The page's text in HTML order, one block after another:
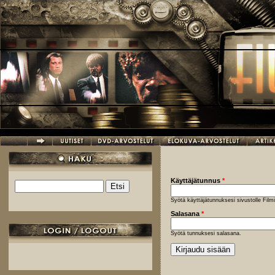
Hyppää pääsisältöön
Hakulomake
Käyttäjätunnus *
Syötä käyttäjätunnuksesi sivustolle
Salasana *
Syötä tunnuksesi salasana.